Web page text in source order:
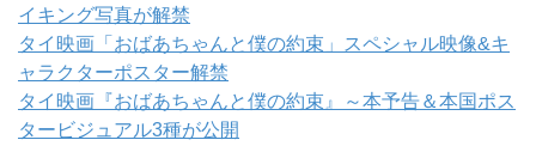
イキング写真が解禁
タイ映画「おばあちゃんと僕の約束」スペシャル映像&キ
ャラクターポスター解禁
タイ映画『おばあちゃんと僕の約束』～本予告＆本国ポス
タービジュアル3種が公開